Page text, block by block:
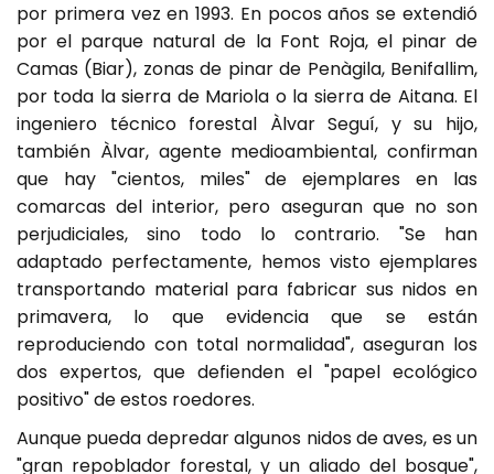
por primera vez en 1993. En pocos años se extendió
por el parque natural de la Font Roja, el pinar de
Camas (Biar), zonas de pinar de Penàgila, Benifallim,
por toda la sierra de Mariola o la sierra de Aitana. El
ingeniero técnico forestal Àlvar Seguí, y su hijo,
también Àlvar, agente medioambiental, confirman
que hay "cientos, miles" de ejemplares en las
comarcas del interior, pero aseguran que no son
perjudiciales, sino todo lo contrario. "Se han
adaptado perfectamente, hemos visto ejemplares
transportando material para fabricar sus nidos en
primavera, lo que evidencia que se están
reproduciendo con total normalidad", aseguran los
dos expertos, que defienden el "papel ecológico
positivo" de estos roedores.
Aunque pueda depredar algunos nidos de aves, es un
"gran repoblador forestal, y un aliado del bosque",